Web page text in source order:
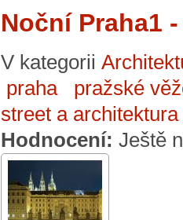
Noční Praha1
V kategorii
praha
pražské
street a
Hodnocení: Ještě